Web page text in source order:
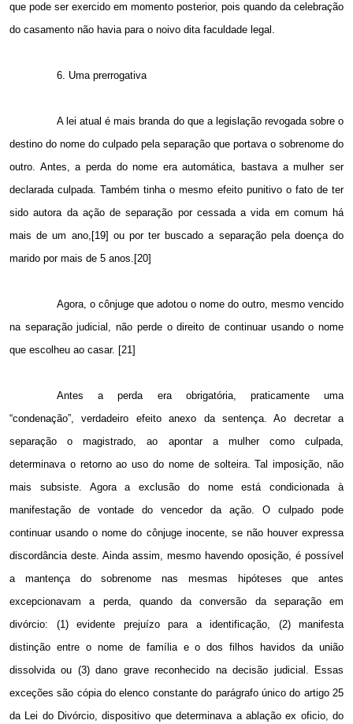
que pode ser exercido em momento posterior, pois quando da celebração
do casamento não havia para o noivo dita faculdade legal.
6. Uma prerrogativa
A lei atual é mais branda do que a legislação revogada sobre o
destino do nome do culpado pela separação que portava o sobrenome do
outro. Antes, a perda do nome era automática, bastava a mulher ser
declarada culpada. Também tinha o mesmo efeito punitivo o fato de ter
sido autora da ação de separação por cessada a vida em comum há
mais de um ano,[19] ou por ter buscado a separação pela doença do
marido por mais de 5 anos.[20]
Agora, o cônjuge que adotou o nome do outro, mesmo vencido
na separação judicial, não perde o direito de continuar usando o nome
que escolheu ao casar. [21]
Antes a perda era obrigatória, praticamente uma
“condenação”, verdadeiro efeito anexo da sentença. Ao decretar a
separação o magistrado, ao apontar a mulher como culpada,
determinava o retorno ao uso do nome de solteira. Tal imposição, não
mais subsiste. Agora a exclusão do nome está condicionada à
manifestação de vontade do vencedor da ação. O culpado pode
continuar usando o nome do cônjuge inocente, se não houver expressa
discordância deste. Ainda assim, mesmo havendo oposição, é possível
a mantença do sobrenome nas mesmas hipóteses que antes
excepcionavam a perda, quando da conversão da separação em
divórcio: (1) evidente prejuízo para a identificação, (2) manifesta
distinção entre o nome de família e o dos filhos havidos da união
dissolvida ou (3) dano grave reconhecido na decisão judicial. Essas
exceções são cópia do elenco constante do parágrafo único do artigo 25
da Lei do Divórcio, dispositivo que determinava a ablação ex oficio, do